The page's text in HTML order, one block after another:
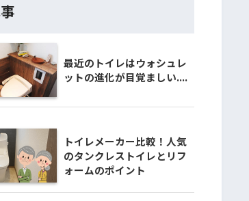
最近のトイレはウォシュレ
ットの進化が目覚ましい....
トイレメーカー比較！人気
のタンクレストイレとリフ
ォームのポイント